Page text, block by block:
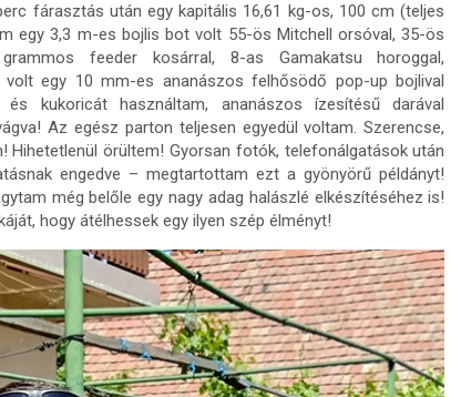
fárasztás után egy kapitális 16,61 kg-os, 100 cm (teljes
egy 3,3 m-es bojlis bot volt 55-ös Mitchell orsóval, 35-ös
feeder kosárral, 8-as Gamakatsu horoggal,
egy 10 mm-es ananászos felhősödő pop-up bojlival
kukoricát használtam, ananászos ízesítésű darával
Az egész parton teljesen egyedül voltam. Szerencse,
Hihetetlenül örültem! Gyorsan fotók, telefonálgatások után
engedve – megtartottam ezt a gyönyörű példányt!
még belőle egy nagy adag halászlé elkészítéséhez is!
hogy átélhessek egy ilyen szép élményt!